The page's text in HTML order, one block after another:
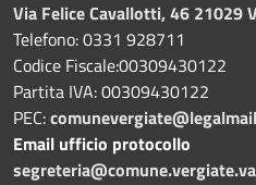
Via Felice Cavallotti, 46 21029
Telefono: 0331 928711
Codice Fiscale:00309430122
Partita IVA: 00309430122
PEC:
Email ufficio protocollo